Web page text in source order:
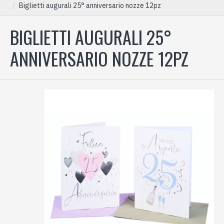
Biglietti augurali 25° anniversario nozze 12pz
BIGLIETTI AUGURALI 25°
ANNIVERSARIO NOZZE 12PZ